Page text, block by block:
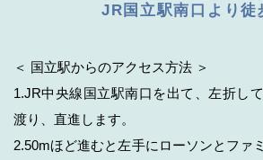
JR国立駅南口より徒
＜ 国立駅からのアクセス方法 ＞
1.JR中央線国立駅南口を出て、左折し
渡り、直進します。
2.50mほど進むと左手にローソンとファ